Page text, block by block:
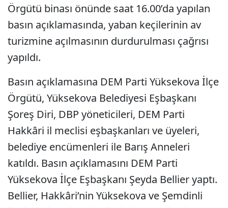
Örgütü binası önünde saat 16.00’da yapılan
basın açıklamasında, yaban keçilerinin av
turizmine açılmasının durdurulması çağrısı
yapıldı.
Basın açıklamasına DEM Parti Yüksekova İlçe
Örgütü, Yüksekova Belediyesi Eşbaşkanı
Şoreş Diri, DBP yöneticileri, DEM Parti
Hakkâri il meclisi eşbaşkanları ve üyeleri,
belediye encümenleri ile Barış Anneleri
katıldı. Basın açıklamasını DEM Parti
Yüksekova İlçe Eşbaşkanı Şeyda Bellier yaptı.
Bellier, Hakkâri’nin Yüksekova ve Şemdinli